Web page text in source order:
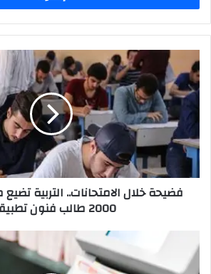
خلال
الامتحانات..
التربية
تضيع
مستقبل
اكثر
من
2000
طالبفضيحة خلال الامتحانات.. التربية
2000 طالب فنون تطبيقية
الاجتماعية
تباشر